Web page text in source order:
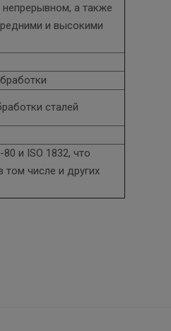
непрерывном, а также
и высокими
сталей
и ISO 1832, что
том числе и других